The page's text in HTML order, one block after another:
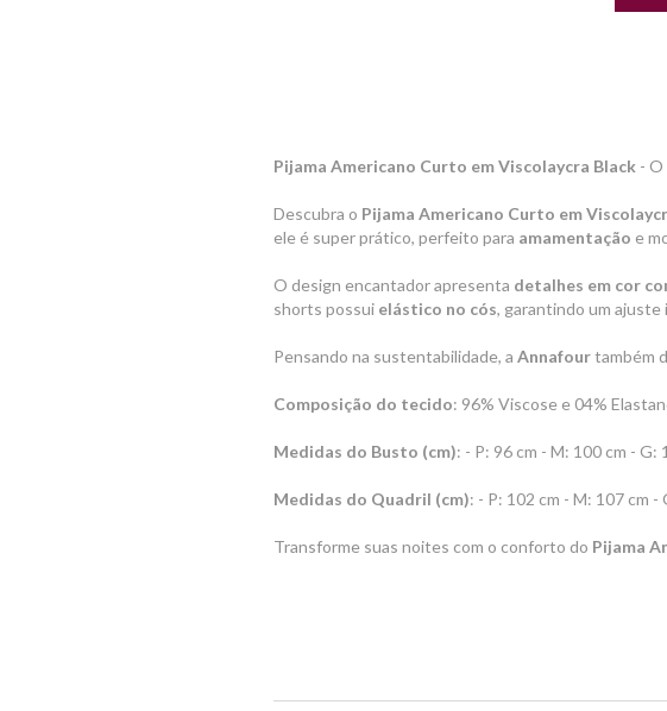
Pijama Americano Curto em Viscolaycra Black -
Descubra o Pijama Americano Curto em
ele é super prático, perfeito para amamentação e
O design encantador apresenta detalhes em cor
shorts possui elástico no cós, garantindo um
Pensando na sustentabilidade, a Annafourtambém
Composição do tecido: 96% Viscose e 04%
Medidas do Busto (cm): - P: 96 cm - M: 100 cm - G:
Medidas do Quadril (cm): - P: 102 cm - M: 107 cm -
Transforme suas noites com o conforto do Pijama